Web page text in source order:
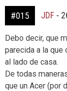
#015 JDF -
Debo decir, que
parecida a la que
al lado de casa.
De todas
que un Acer (por